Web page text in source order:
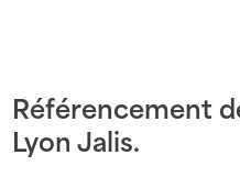
Référencement
Lyon Jalis.